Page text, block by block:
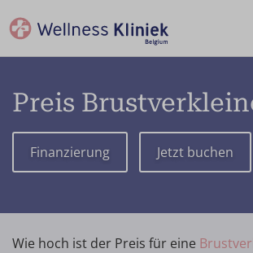
Preis
Finanzierung Jetzt buchen
Wie hoch ist der Preis für eine